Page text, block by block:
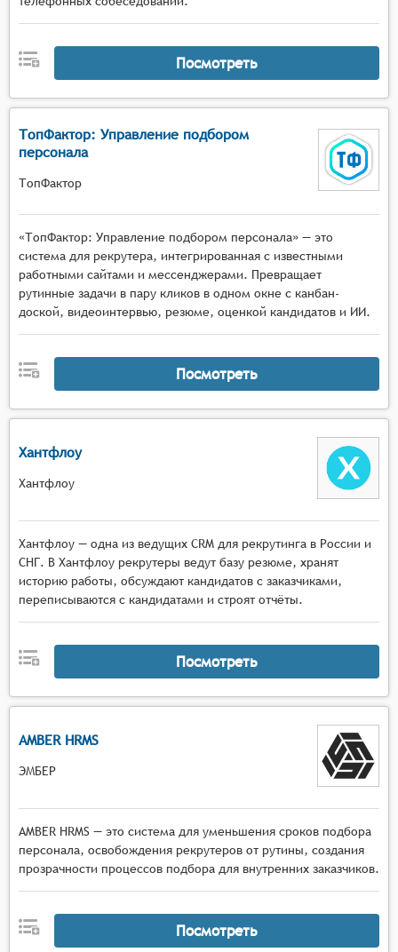
Посмотреть
ТопФактор: Управление подбором
персонала
ТопФактор
«ТопФактор: Управление подбором персонала» — это
система для рекрутера, интегрированная с известными
работными сайтами и мессенджерами. Превращает
рутинные задачи в пару кликов в одном окне с канбан-
доской, видеоинтервью, резюме, оценкой кандидатов и ИИ.
Посмотреть
Хантфлоу
Хантфлоу
Хантфлоу — одна из ведущих CRM для рекрутинга в России и
СНГ. В Хантфлоу рекрутеры ведут базу резюме, хранят
историю работы, обсуждают кандидатов с заказчиками,
переписываются с кандидатами и строят отчёты.
Посмотреть
AMBER HRMS
ЭМБЕР
AMBER HRMS — это система для уменьшения сроков подбора
персонала, освобождения рекрутеров от рутины, создания
прозрачности процессов подбора для внутренних заказчиков.
Посмотреть